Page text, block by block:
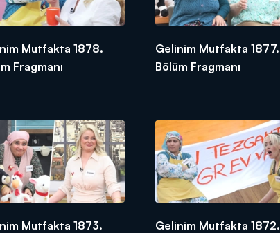
Mutfakta 1878.
Fragmanı
Gelinim Mutfakta 1877.
Bölüm Fragmanı
Mutfakta 1873.
Gelinim Mutfakta 1872.